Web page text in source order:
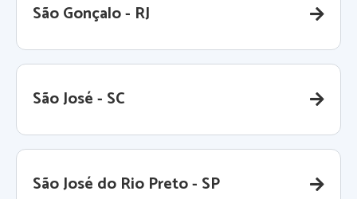
São Gonçalo - RJ
São José - SC
São José do Rio Preto - SP